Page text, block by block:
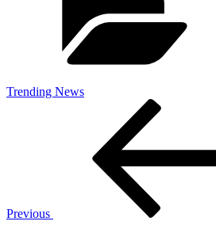
Trending News
Previous